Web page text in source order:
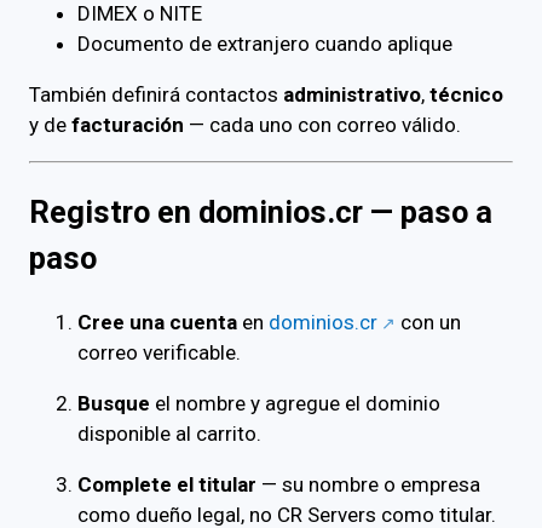
DIMEX o NITE
Documento de extranjero cuando aplique
También definirá contactos administrativo, técnico
y de facturación — cada uno con correo válido.
Registro en dominios.cr — paso a
paso
Cree una cuenta en dominios.cr
con un
correo verificable.
Busque el nombre y agregue el dominio
disponible al carrito.
Complete el titular — su nombre o empresa
como dueño legal, no CR Servers como titular.